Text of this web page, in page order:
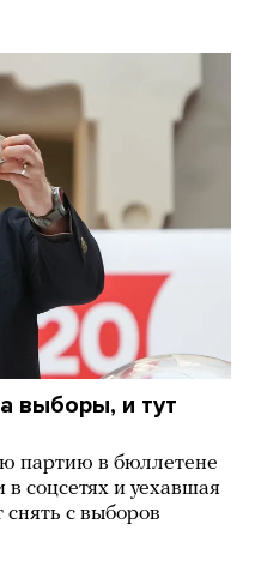
выборы, и тут
партию в бюллетене
соцсетях и уехавшая
с выборов